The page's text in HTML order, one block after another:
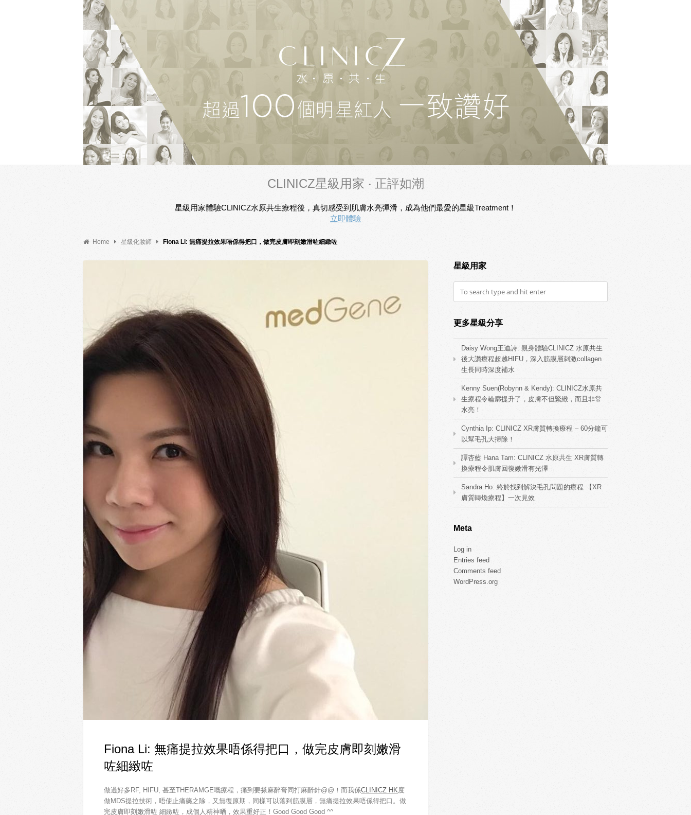
CLINICZ星級用家 ‧ 正評如潮
星級用家體驗CLINICZ水原共生療程後，真切感受到肌膚水亮彈滑，成為他們最愛的星級Treatment！
立即體驗
Home 星級化妝師 Fiona Li: 無痛提拉效果唔係得把口，做完皮膚即刻嫩滑咗細緻咗
Fiona Li: 無痛提拉效果唔係得把口，做完皮膚即刻嫩滑
咗細緻咗
做過好多RF, HIFU, 甚至THERAMGE嘅療程，痛到要搽麻醉膏同打麻醉針@@！而我係CLINICZ HK度
做MDS提拉技術，唔使止痛藥之除，又無復原期，同樣可以落到筋膜層，無痛提拉效果唔係得把口。做
完皮膚即刻嫩滑咗 細緻咗，成個人精神晒，效果重好正！Good Good Good ^^
星級用家
更多星級分享
Daisy Wong王迪詩: 親身體驗CLINICZ 水原共生
後大讚療程超越HIFU，深入筋膜層刺激collagen
生長同時深度補水
Kenny Suen(Robynn & Kendy): CLINICZ水原共
生療程令輪廓提升了，皮膚不但緊緻，而且非常
水亮！
Cynthia Ip: CLINICZ XR膚質轉換療程 – 60分鐘可
以幫毛孔大掃除！
譚杏藍 Hana Tam: CLINICZ 水原共生 XR膚質轉
換療程令肌膚回復嫩滑有光澤
Sandra Ho: 終於找到解決毛孔問題的療程 【XR
膚質轉煥療程】一次見效
Meta
Log in
Entries feed
Comments feed
WordPress.org